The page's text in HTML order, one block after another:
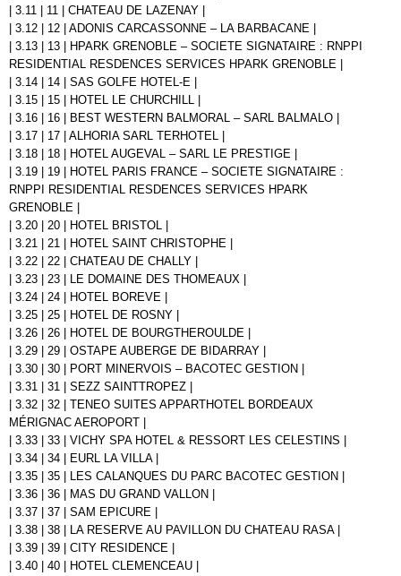
| 3.11 | 11 | CHATEAU DE LAZENAY |
| 3.12 | 12 | ADONIS CARCASSONNE – LA BARBACANE |
| 3.13 | 13 | HPARK GRENOBLE – SOCIETE SIGNATAIRE : RNPPI
RESIDENTIAL RESDENCES SERVICES HPARK GRENOBLE |
| 3.14 | 14 | SAS GOLFE HOTEL-E |
| 3.15 | 15 | HOTEL LE CHURCHILL |
| 3.16 | 16 | BEST WESTERN BALMORAL – SARL BALMALO |
| 3.17 | 17 | ALHORIA SARL TERHOTEL |
| 3.18 | 18 | HOTEL AUGEVAL – SARL LE PRESTIGE |
| 3.19 | 19 | HOTEL PARIS FRANCE – SOCIETE SIGNATAIRE :
RNPPI RESIDENTIAL RESDENCES SERVICES HPARK
GRENOBLE |
| 3.20 | 20 | HOTEL BRISTOL |
| 3.21 | 21 | HOTEL SAINT CHRISTOPHE |
| 3.22 | 22 | CHATEAU DE CHALLY |
| 3.23 | 23 | LE DOMAINE DES THOMEAUX |
| 3.24 | 24 | HOTEL BOREVE |
| 3.25 | 25 | HOTEL DE ROSNY |
| 3.26 | 26 | HOTEL DE BOURGTHEROULDE |
| 3.29 | 29 | OSTAPE AUBERGE DE BIDARRAY |
| 3.30 | 30 | PORT MINERVOIS – BACOTEC GESTION |
| 3.31 | 31 | SEZZ SAINTTROPEZ |
| 3.32 | 32 | TENEO SUITES APPARTHOTEL BORDEAUX
MÉRIGNAC AEROPORT |
| 3.33 | 33 | VICHY SPA HOTEL & RESSORT LES CELESTINS |
| 3.34 | 34 | EURL LA VILLA |
| 3.35 | 35 | LES CALANQUES DU PARC BACOTEC GESTION |
| 3.36 | 36 | MAS DU GRAND VALLON |
| 3.37 | 37 | SAM EPICURE |
| 3.38 | 38 | LA RESERVE AU PAVILLON DU CHATEAU RASA |
| 3.39 | 39 | CITY RESIDENCE |
| 3.40 | 40 | HOTEL CLEMENCEAU |